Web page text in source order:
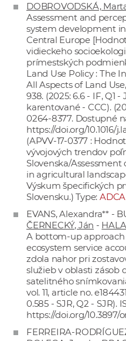
DOBROVODSKÁ,
Assessment and
system development
Central Europe
vidieckeho
prímestských
Land Use Policy : The
All Aspects of Land
938. (2025: 6.6 - IF, Q1 -
karentované - CCC).
0264-8377. Dostupné
https://doi.org/10.1016/
(APVV-17-0377 :
vývojových trendov
Slovenska/
in agricultural
Výskum špecifických
Slovensku.) Type: ADCA
EVANS, Alexandra** -
ČERNECKÝ, Ján -
A bottom-up
ecosystem service
zdola nahor pri
služieb v oblasti zásob
satelitného
vol. 11, article no.
0.585 - SJR, Q2 - SJR).
https://doi.org/10.3897/
FERREIRA-